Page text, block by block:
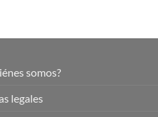
somos?
legales